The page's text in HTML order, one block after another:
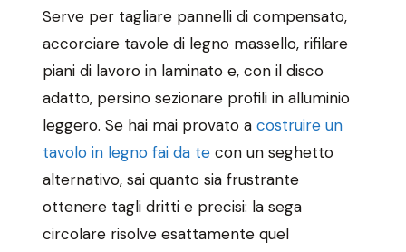
Serve per tagliare pannelli di compensato,
accorciare tavole di legno massello, rifilare
piani di lavoro in laminato e, con il disco
adatto, persino sezionare profili in alluminio
leggero. Se hai mai provato a costruire un
tavolo in legno fai da te con un seghetto
alternativo, sai quanto sia frustrante
ottenere tagli dritti e precisi: la sega
circolare risolve esattamente quel